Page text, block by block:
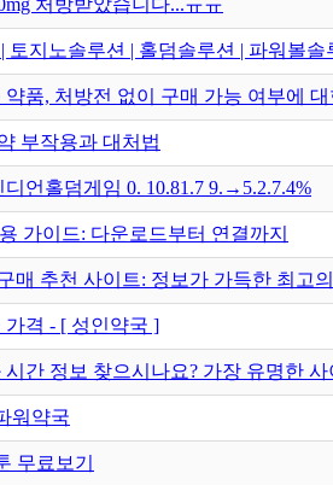
처방받았습니다...ㅠㅠ
토지노솔루션 | 홀덤솔루션 | 파워볼
약품, 처방전 없이 구매 가능 여부에
부작용과 대처법
언홀덤게임 0. 10.81.7 9.→5.2.7.4%
가이드: 다운로드부터 연결까지
매 추천 사이트: 정보가 가득한 최고
가격 - [ 성인약국 ]
시간 정보 찾으시나요? 가장 유명한
워약국
무료보기